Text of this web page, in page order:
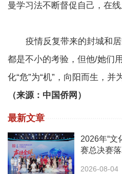
曼学习法不断督促自己，在线
疫情反复带来的封城和居
都是不小的考验，但他/她们
化“危”为“机”，向阳而生，并
（来源：中国侨网）
最新文章
2026年“文
赛总决赛
2026-08-04